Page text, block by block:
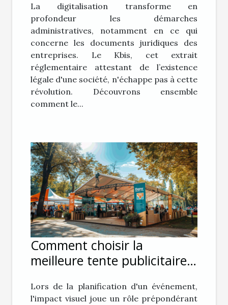
La digitalisation transforme en
profondeur les démarches
administratives, notamment en ce qui
concerne les documents juridiques des
entreprises. Le Kbis, cet extrait
réglementaire attestant de l’existence
légale d'une société, n'échappe pas à cette
révolution. Découvrons ensemble
comment le...
Comment choisir la
meilleure tente publicitaire
Lors de la planification d'un événement,
l'impact visuel joue un rôle prépondérant